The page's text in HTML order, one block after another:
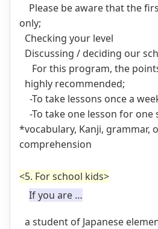
Please be aware that the
only;
Checking your level
Discussing / deciding our
For this program, the
highly recommended;
-To take lessons once a
-To take one lesson for one
*vocabulary, Kanji, grammar,
comprehension
<5. For school kids>
If you are …
a student of Japanese